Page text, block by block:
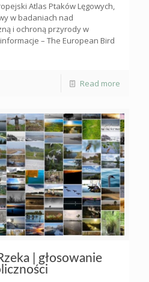
Atlas Ptaków Lęgowych,
w badaniach nad
i ochroną przyrody w
– The European Bird
Read more
| głosowanie